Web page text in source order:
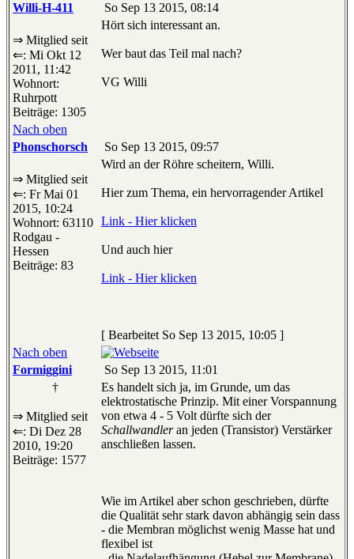
Willi-H-411
So Sep 13 2015, 08:14
⇒ Mitglied seit
⇐: Mi Okt 12
2011, 11:42
Wohnort:
Ruhrpott
Beiträge: 1305
Hört sich interessant an.
Wer baut das Teil mal nach?
VG Willi
Nach oben
Phonschorsch
So Sep 13 2015, 09:57
⇒ Mitglied seit
⇐: Fr Mai 01
2015, 10:24
Wohnort: 63110
Rodgau -
Hessen
Beiträge: 83
Wird an der Röhre scheitern, Willi.
Hier zum Thema, ein hervorragender Artikel
Link - Hier klicken
Und auch hier
Link - Hier klicken
[ Bearbeitet So Sep 13 2015, 10:05 ]
Nach oben
Formiggini
So Sep 13 2015, 11:01
†
⇒ Mitglied seit
⇐: Di Dez 28
2010, 19:20
Beiträge: 1577
Es handelt sich ja, im Grunde, um das
elektrostatische Prinzip. Mit einer Vorspannung
von etwa 4 - 5 Volt dürfte sich der
Schallwandleran jeden (Transistor) Verstärker
anschließen lassen.
Wie im Artikel aber schon geschrieben, dürfte
die Qualität sehr stark davon abhängig sein dass
- die Membran möglichst wenig Masse hat und
flexibel ist